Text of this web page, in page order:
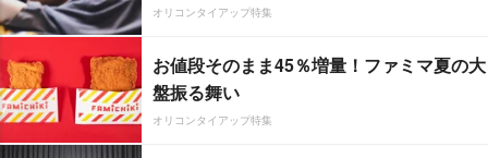
オリコンタイアップ特集
お値段そのまま45％増量！ファミマ夏の大
盤振る舞い
オリコンタイアップ特集